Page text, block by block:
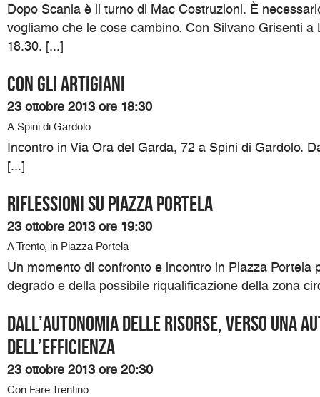
Dopo Scania è il turno di Mac Costruzioni. È
vogliamo che le cose cambino. Con Silvano Grisenti a
18.30. [...]
Con gli artigiani
23 ottobre 2013 ore 18:30
A Spini di Gardolo
Incontro in Via Ora del Garda, 72 a Spini di Gardolo.
[...]
RIFLESSIONI SU PIAZZA PORTELA
23 ottobre 2013 ore 19:30
A Trento, in Piazza Portela
Un momento di confronto e incontro in Piazza Portela
degrado e della possibile riqualificazione della zona
Dall’Autonomia delle risorse, verso una
dell’efficienza
23 ottobre 2013 ore 20:30
Con Fare Trentino